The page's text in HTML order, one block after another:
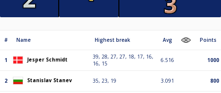
# Name Highest break Avg Points
1 Jesper Schmidt
39, 28, 27, 27, 18, 17, 16,
16, 15
6.516 1000
2 Stanislav Stanev 35, 23, 19 3.091 800